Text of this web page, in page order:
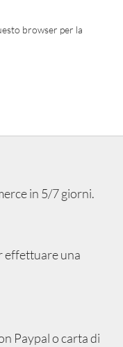
browser per la
in 5/7 giorni.
effettuare una
Paypal o carta di